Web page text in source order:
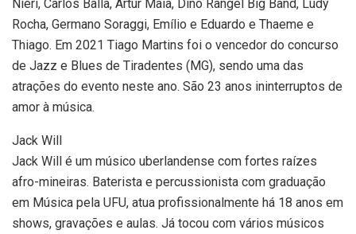
Nieri, Carlos Balla, Artur Maia, Dino Rangel Big Band, Ludy
Rocha, Germano Soraggi, Emílio e Eduardo e Thaeme e
Thiago. Em 2021 Tiago Martins foi o vencedor do concurso
de Jazz e Blues de Tiradentes (MG), sendo uma das
atrações do evento neste ano. São 23 anos ininterruptos de
amor à música.
Jack Will
Jack Will é um músico uberlandense com fortes raízes
afro-mineiras. Baterista e percussionista com graduação
em Música pela UFU, atua profissionalmente há 18 anos em
shows, gravações e aulas. Já tocou com vários músicos